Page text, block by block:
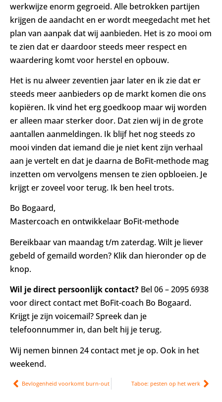
werkwijze enorm gegroeid. Alle betrokken partijen
krijgen de aandacht en er wordt meegedacht met het
plan van aanpak dat wij aanbieden. Het is zo mooi om
te zien dat er daardoor steeds meer respect en
waardering komt voor herstel en opbouw.
Het is nu alweer zeventien jaar later en ik zie dat er
steeds meer aanbieders op de markt komen die ons
kopiëren. Ik vind het erg goedkoop maar wij worden
er alleen maar sterker door. Dat zien wij in de grote
aantallen aanmeldingen. Ik blijf het nog steeds zo
mooi vinden dat iemand die je niet kent zijn verhaal
aan je vertelt en dat je daarna de BoFit-methode mag
inzetten om vervolgens mensen te zien opbloeien. Je
krijgt er zoveel voor terug. Ik ben heel trots.
Bo Bogaard,
Mastercoach en ontwikkelaar BoFit-methode
Bereikbaar van maandag t/m zaterdag. Wilt je liever
gebeld of gemaild worden? Klik dan hieronder op de
knop.
Wil je direct persoonlijk contact? Bel 06 – 2095 6938
voor direct contact met BoFit-coach Bo Bogaard.
Krijgt je zijn voicemail? Spreek dan je
telefoonnummer in, dan belt hij je terug.
Wij nemen binnen 24 contact met je op. Ook in het
weekend.
Bevlogenheid voorkomt burn-out Taboe: pesten op het werk